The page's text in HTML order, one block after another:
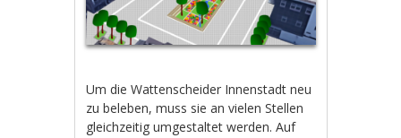
Um die Wattenscheider Innenstadt neu
zu beleben, muss sie an vielen Stellen
gleichzeitig umgestaltet werden. Auf